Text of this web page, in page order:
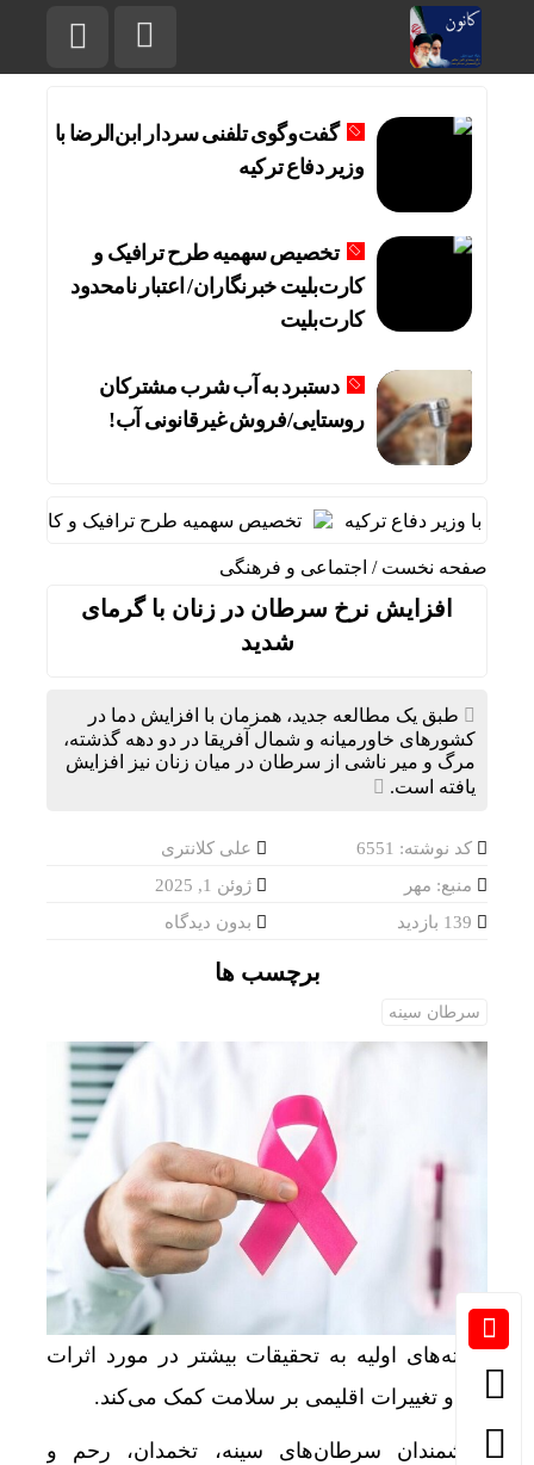
گفت‌وگوی تلفنی سردار ابن‌الرضا با
وزیر دفاع ترکیه
تخصیص سهمیه طرح ترافیک و
کارت‌بلیت خبرنگاران/ اعتبار نامحدود
کارت‌بلیت
دستبرد به آب شرب مشترکان
روستایی/فروش غیرقانونی آب!
با وزیر دفاع ترکیه تخصیص سهمیه طرح ترافیک و کارت‌بلیت
صفحه نخست / اجتماعی و فرهنگی
افزایش نرخ سرطان در زنان با گرمای
شدید
طبق یک مطالعه جدید، همزمان با افزایش دما در
کشورهای خاورمیانه و شمال آفریقا در دو دهه گذشته،
مرگ و میر ناشی از سرطان در میان زنان نیز افزایش
یافته است.
کد نوشته: 6551
علی کلانتری
منبع: مهر
ژوئن 1, 2025
بدون دیدگاه
برچسب ها
سرطان سینه
یافته‌های اولیه به تحقیقات بیشتر در مورد اثرات
دما و تغییرات اقلیمی بر سلامت کمک می‌کند.
دانشمندان سرطان‌های سینه، تخمدان، رحم و